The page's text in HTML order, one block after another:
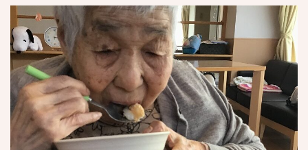
ス
キ
ッ
プ